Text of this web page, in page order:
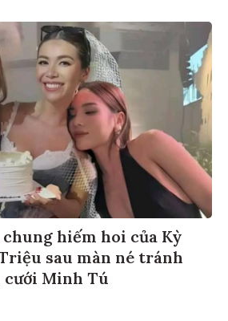
hiếm hoi của Kỳ
sau màn né tránh
cưới Minh Tú